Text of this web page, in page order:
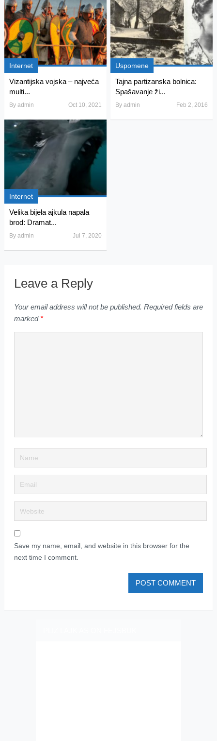
Internet
Vizantijska vojska – najveća
multi...
By admin Oct 10, 2021
Uspomene
Tajna partizanska bolnica:
Spašavanje ži...
Byadmin Feb 2, 2016
Internet
Velika bijela ajkula napala
brod: Dramat...
By admin Jul 7, 2020
Leave a Reply
Your email address will not be published. Required fields are
marked *
Save my name, email, and website in this browser for the
next time I comment.